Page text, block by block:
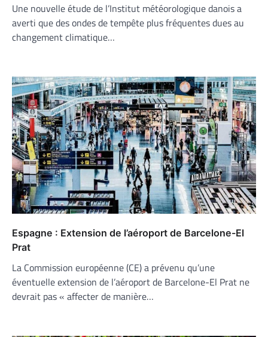
Une nouvelle étude de l’Institut météorologique danois a
averti que des ondes de tempête plus fréquentes dues au
changement climatique…
Espagne : Extension de l’aéroport de Barcelone-El
Prat
La Commission européenne (CE) a prévenu qu’une
éventuelle extension de l’aéroport de Barcelone-El Prat ne
devrait pas « affecter de manière…